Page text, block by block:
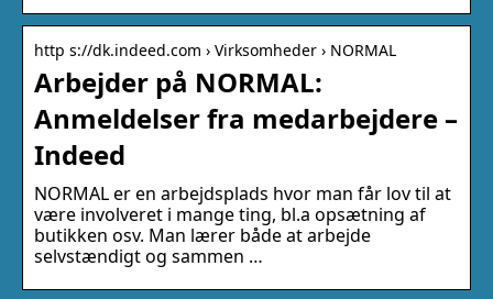
http s://dk.indeed.com › Virksomheder › NORMAL
Arbejder på NORMAL:
Anmeldelser fra medarbejdere –
Indeed
NORMAL er en arbejdsplads hvor man får lov til at
være involveret i mange ting, bl.a opsætning af
butikken osv. Man lærer både at arbejde
selvstændigt og sammen …